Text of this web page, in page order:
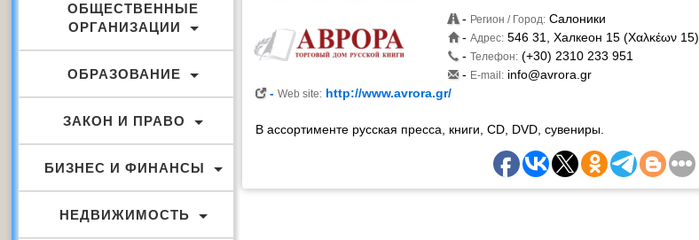
- Регион / Город: Салоники
-Адрес: 546 31, Халкеон 15 (Χαλκέων 15)
-Телефон: (+30) 2310 233 951
- E-mail: info@avrora.gr
-Web site: http://www.avrora.gr/
В ассортименте русская пресса, книги, CD, DVD, сувениры.
ОБЩЕСТВЕННЫЕ
ОРГАНИЗАЦИИ
ОБРАЗОВАНИЕ
ЗАКОН И ПРАВО
БИЗНЕС И ФИНАНСЫ
НЕДВИЖИМОСТЬ